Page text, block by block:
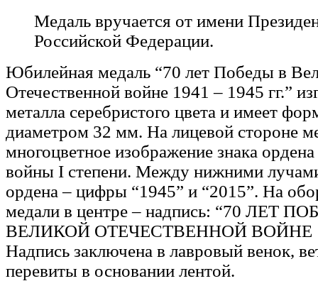
Медаль вручается от имени
Российской Федерации.
Юбилейная медаль “70 лет Победы в
Отечественной войне 1941 – 1945 гг.”
металла серебристого цвета и имеет
диаметром 32 мм. На лицевой стороне
многоцветное изображение знака
войны I степени. Между нижними
ордена – цифры “1945” и “2015”. На
медали в центре – надпись: “70 ЛЕТ
ВЕЛИКОЙ ОТЕЧЕСТВЕННОЙ ВОЙНЕ
Надпись заключена в лавровый венок,
перевиты в основании лентой.